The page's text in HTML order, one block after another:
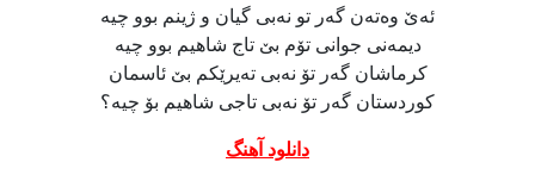
ئه‌ێ وه‌ته‌ن گه‌ر تو نه‌بی گیان و ژینم بوو چیه
دیمه‌نی جوانی تۆم بێ تاج شاهیم بوو چیه
کرماشان گەر تۆ نەبی تەیرێکم بێ ئاسمان
کوردستان گەر تۆ نەبی تاجی شاهیم بۆ چیە؟
دانلود آهنگ